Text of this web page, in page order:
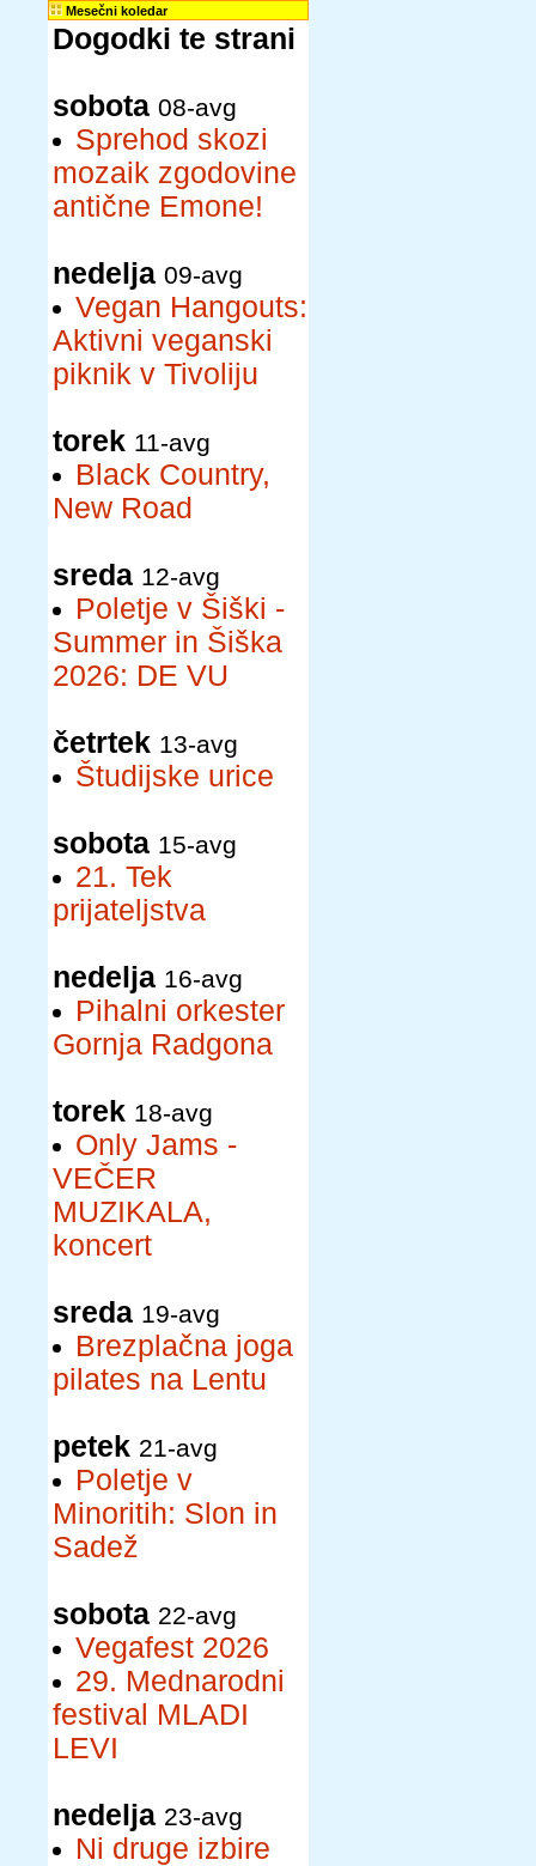
Mesečni koledar
Dogodki te strani
sobota 08-avg
Sprehod skozi
mozaik zgodovine
antične Emone!
nedelja 09-avg
Vegan Hangouts:
Aktivni veganski
piknik v Tivoliju
torek 11-avg
Black Country,
New Road
sreda 12-avg
Poletje v Šiški -
Summer in Šiška
2026: DE VU
četrtek 13-avg
Študijske urice
sobota 15-avg
21. Tek
prijateljstva
nedelja 16-avg
Pihalni orkester
Gornja Radgona
torek 18-avg
Only Jams -
VEČER
MUZIKALA,
koncert
sreda 19-avg
Brezplačna joga
pilates na Lentu
petek 21-avg
Poletje v
Minoritih: Slon in
Sadež
sobota 22-avg
Vegafest 2026
29. Mednarodni
festival MLADI
LEVI
nedelja 23-avg
Ni druge izbire